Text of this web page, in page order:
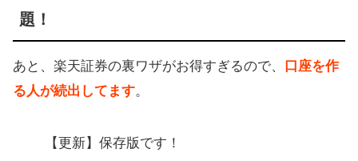
題！
あと、楽天証券の裏ワザがお得すぎるので、
口座を作
る人が続出してます。
【更新】保存版です！